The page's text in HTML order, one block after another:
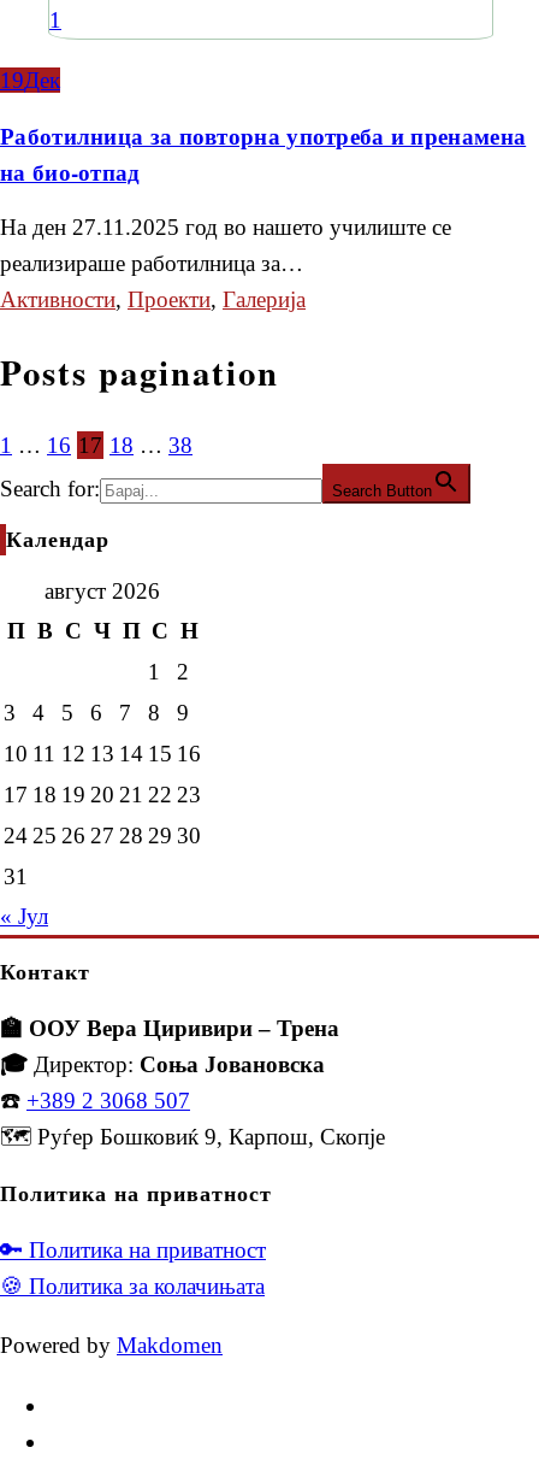
19Дек
Работилница за повторна употреба и пренамена
на био-отпад
На ден 27.11.2025 год во нашето училиште се
реализираше работилница за…
Активности, Проекти, Галерија
Posts pagination
1 … 16 17 18 … 38
Search for:
Search Button
Календар
август 2026
П В С Ч П С Н
1
2
3
4 5 6 7 8
9
10 11 12 13 14 15 16
17 18 19 20 21 22 23
24 25 26 27 28 29 30
31
« Јул
Контакт
🏫 ООУ Вера Циривири – Трена
🎓 Директор: Соња Јовановска
☎️ +389 2 3068 507
🗺️ Руѓер Бошковиќ 9, Карпош, Скопје
Политика на приватност
🔑 Политика на приватност
🍪 Политика за колачињата
Powered by Makdomen